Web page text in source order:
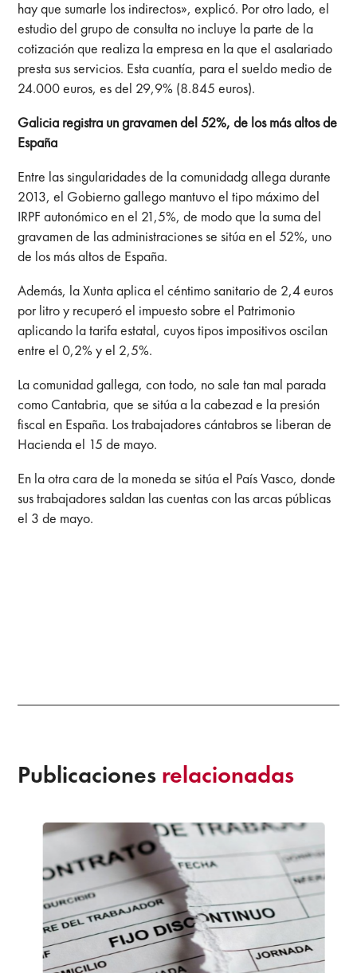
hay que sumarle los indirectos», explicó. Por otro lado, el
estudio del grupo de consulta no incluye la parte de la
cotización que realiza la empresa en la que el asalariado
presta sus servicios. Esta cuantía, para el sueldo medio de
24.000 euros, es del 29,9% (8.845 euros).
Galicia registra un gravamen del 52%, de los más altos de
España
Entre las singularidades de la comunidadg allega durante
2013, el Gobierno gallego mantuvo el tipo máximo del
IRPF autonómico en el 21,5%, de modo que la suma del
gravamen de las administraciones se sitúa en el 52%, uno
de los más altos de España.
Además, la Xunta aplica el céntimo sanitario de 2,4 euros
por litro y recuperó el impuesto sobre el Patrimonio
aplicando la tarifa estatal, cuyos tipos impositivos oscilan
entre el 0,2% y el 2,5%.
La comunidad gallega, con todo, no sale tan mal parada
como Cantabria, que se sitúa a la cabezad e la presión
fiscal en España. Los trabajadores cántabros se liberan de
Hacienda el 15 de mayo.
En la otra cara de la moneda se sitúa el País Vasco, donde
sus trabajadores saldan las cuentas con las arcas públicas
el 3 de mayo.
Publicaciones relacionadas